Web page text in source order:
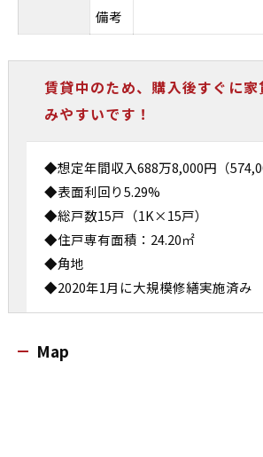
備考
賃貸中のため、購入後すぐに
みやすいです！
◆想定年間収入688万8,000円（
◆表面利回り5.29%
◆総戸数15戸（1K×15戸）
◆住戸専有面積：24.20㎡
◆角地
◆2020年1月に大規模修繕実施済み
Map